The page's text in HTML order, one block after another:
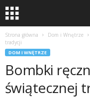
Strona główna Dom i Wnętrze
tradycji
DOM I WNĘTRZE
Bombki
świątecznej